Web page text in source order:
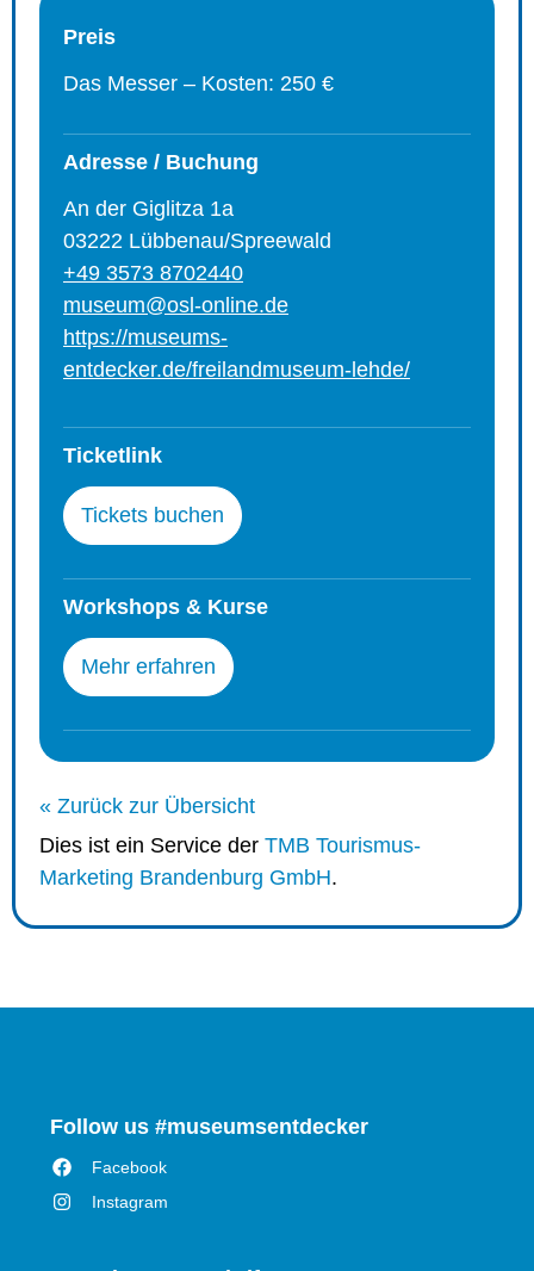
Preis
Das Messer – Kosten: 250 €
Adresse / Buchung
An der Giglitza 1a
03222 Lübbenau/Spreewald
+49 3573 8702440
museum@osl-online.de
https://museums-
entdecker.de/freilandmuseum-lehde/
Ticketlink
Tickets buchen
Workshops & Kurse
Mehr erfahren
« Zurück zur Übersicht
Dies ist ein Service der TMB Tourismus-
Marketing Brandenburg GmbH.
Follow us #museumsentdecker
Facebook
Instagram